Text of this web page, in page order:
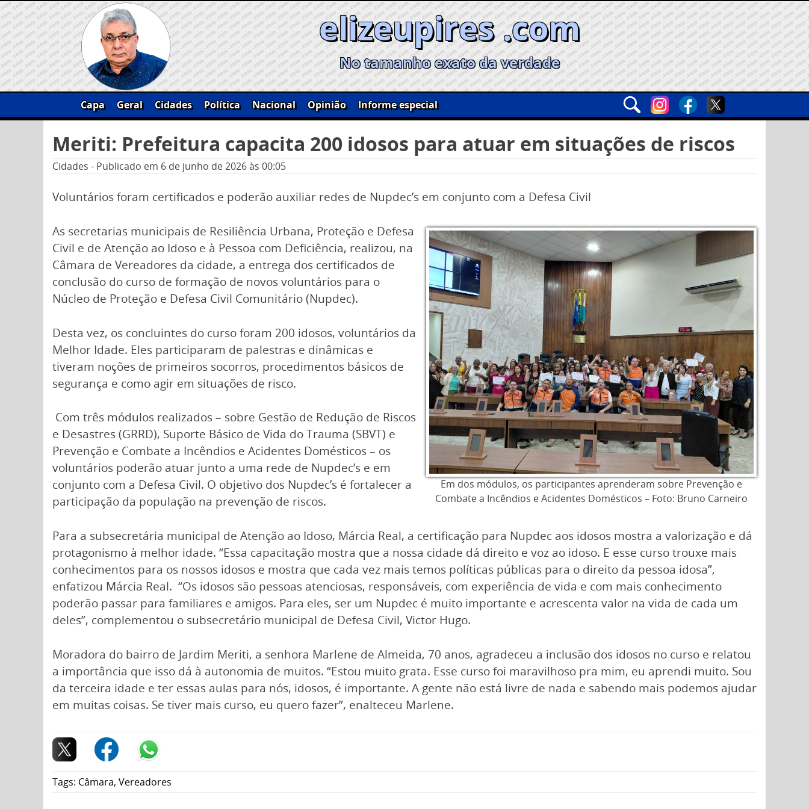
Skip
to
content
elizeupires .com
No tamanho exato da verdade
Capa Geral Cidades Política Nacional Opinião
Informe especial
por:
Meriti: Prefeitura capacita 200 idosos para atuar em situações de riscos
Cidades - Publicado em 6 de junho de 2026às 00:05
Voluntários foram certificados e poderão auxiliar redes de Nupdec’s em conjunto com a Defesa Civil
Em dos módulos, os participantes aprenderam sobre Prevenção e
Combate a Incêndios e Acidentes Domésticos – Foto: Bruno Carneiro
As secretarias municipais de Resiliência Urbana, Proteção e Defesa
Civil e de Atenção ao Idoso e à Pessoa com Deficiência, realizou, na
Câmara de Vereadores da cidade, a entrega dos certificados de
conclusão do curso de formação de novos voluntários para o
Núcleo de Proteção e Defesa Civil Comunitário (Nupdec).
Desta vez, os concluintes do curso foram 200 idosos, voluntários da
Melhor Idade. Eles participaram de palestras e dinâmicas e
tiveram noções de primeiros socorros, procedimentos básicos de
segurança e como agir em situações de risco.
Com três módulos realizados – sobre Gestão de Redução de Riscos
e Desastres (GRRD), Suporte Básico de Vida do Trauma (SBVT) e
Prevenção e Combate a Incêndios e Acidentes Domésticos – os
voluntários poderão atuar junto a uma rede de Nupdec’s e em
conjunto com a Defesa Civil. O objetivo dos Nupdec’s é fortalecer a
participação da população na prevenção de riscos.
Para a subsecretária municipal de Atenção ao Idoso, Márcia Real, a certificação para Nupdec aos idosos mostra a valorização e dá
protagonismo à melhor idade. “Essa capacitação mostra que a nossa cidade dá direito e voz ao idoso. E esse curso trouxe mais
conhecimentos para os nossos idosos e mostra que cada vez mais temos políticas públicas para o direito da pessoa idosa”,
enfatizou Márcia Real. “Os idosos são pessoas atenciosas, responsáveis, com experiência de vida e com mais conhecimento
poderão passar para familiares e amigos. Para eles, ser um Nupdec é muito importante e acrescenta valor na vida de cada um
deles”, complementou o subsecretário municipal de Defesa Civil, Victor Hugo.
Moradora do bairro de Jardim Meriti, a senhora Marlene de Almeida, 70 anos, agradeceu a inclusão dos idosos no curso e relatou
a importância que isso dá à autonomia de muitos. “Estou muito grata. Esse curso foi maravilhoso pra mim, eu aprendi muito. Sou
da terceira idade e ter essas aulas para nós, idosos, é importante. A gente não está livre de nada e sabendo mais podemos ajudar
em muitas coisas. Se tiver mais curso, eu quero fazer”, enalteceu Marlene.
Tags: Câmara, Vereadores